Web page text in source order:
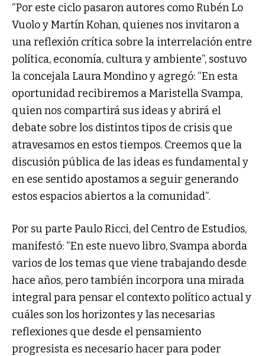
“Por este ciclo pasaron autores como Rubén Lo
Vuolo y Martín Kohan, quienes nos invitaron a
una reflexión crítica sobre la interrelación entre
política, economía, cultura y ambiente”, sostuvo
la concejala Laura Mondino y agregó: “En esta
oportunidad recibiremos a Maristella Svampa,
quien nos compartirá sus ideas y abrirá el
debate sobre los distintos tipos de crisis que
atravesamos en estos tiempos. Creemos que la
discusión pública de las ideas es fundamental y
en ese sentido apostamos a seguir generando
estos espacios abiertos a la comunidad”.
Por su parte Paulo Ricci, del Centro de Estudios,
manifestó: “En este nuevo libro, Svampa aborda
varios de los temas que viene trabajando desde
hace años, pero también incorpora una mirada
integral para pensar el contexto político actual y
cuáles son los horizontes y las necesarias
reflexiones que desde el pensamiento
progresista es necesario hacer para poder